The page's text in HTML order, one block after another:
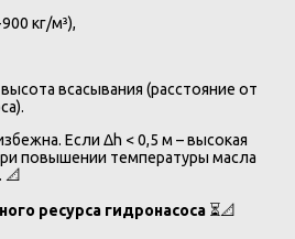
кг/м³),
всасывания (расстояние от
Если Δh < 0,5 м – высокая
повышении температуры масла
📐
ресурса гидронасоса ⏳📐